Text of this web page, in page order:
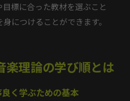
標に合った教材を選ぶこと
につけることができます。
楽理論の学び順とは
く学ぶための基本